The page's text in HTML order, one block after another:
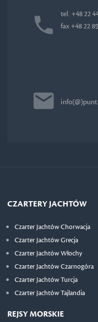
tel. +48 22
fax +48 22
CZARTERY JACHTÓW
Czarter Jachtów Chorwacja
Czarter Jachtów Grecja
Czarter Jachtów Włochy
Czarter Jachtów Czarnogóra
Czarter Jachtów Turcja
Czarter Jachtów Tajlandia
REJSY MORSKIE